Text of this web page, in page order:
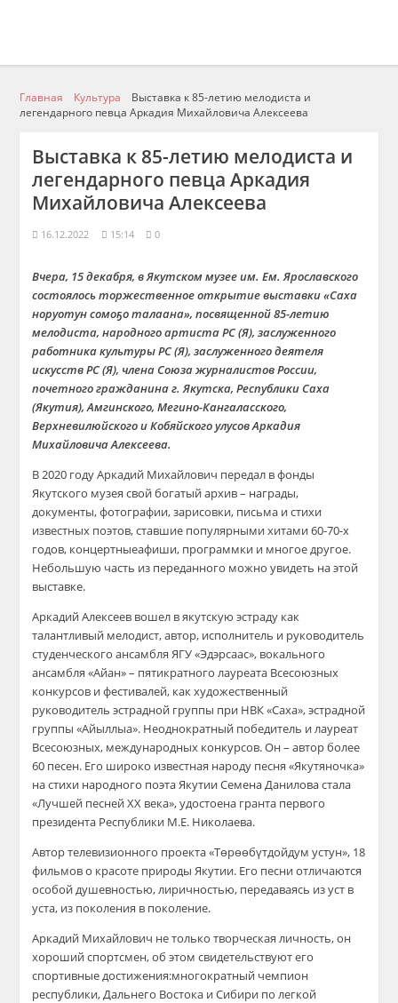
Главная Культура
Выставка к 85-летию мелодиста и
легендарного певца Аркадия Михайловича Алексеева
Выставка к 85-летию мелодиста и
легендарного певца Аркадия
Михайловича Алексеева
16.12.2022 15:14 0
Вчера, 15 декабря, в Якутском музее им. Ем. Ярославского
состоялосьторжественное открытие выставки «Саха
норуотунсомоҕоталаана», посвященной85-летию
мелодиста, народного артиста РС (Я), заслуженного
работника культуры РС (Я), заслуженного деятеля
искусств РС (Я), члена Союза журналистов России,
почетного гражданина г. Якутска,Республики Саха
(Якутия),Амгинского,Мегино-Кангаласского,
ВерхневилюйскогоиКобяйскогоулусов Аркадия
Михайловича Алексеева.
В 2020 году Аркадий Михайлович передал вфонды
Якутского музея свой богатыйархив – награды,
документы,фотографии, зарисовки, письма и стихи
известных поэтов, ставшие популярнымихитами 60-70-х
годов, концертныеафиши, программки и многое другое.
Небольшую часть из переданного можно увидеть наэтой
выставке.
Аркадий Алексеев вошел в якутскую эстраду как
талантливый мелодист, автор, исполнитель и руководитель
студенческого ансамбля ЯГУ «Эдэрсаас», вокального
ансамбля «Айан» – пятикратного лауреата Всесоюзных
конкурсов и фестивалей, как художественный
руководитель эстрадной группы при НВК «Саха», эстрадной
группы «Айыллыа». Неоднократный победитель и лауреат
Всесоюзных, международных конкурсов. Он – автор более
60 песен. Его широко известная народу песня «Якутяночка»
на стихи народного поэта ЯкутииСемена Данилова стала
«Лучшей песней XX века», удостоена гранта первого
президента Республики М.Е. Николаева.
Автор телевизионного проекта «Төрөөбүтдойдум устун», 18
фильмов о красоте природы Якутии. Его песни отличаются
особой душевностью, лиричностью, передаваясь из уст в
уста, из поколения в поколение.
Аркадий Михайлович не только творческая личность, он
хороший спортсмен, об этом свидетельствуют его
спортивные достижения:многократный чемпион
республики, Дальнего Востока и Сибири по легкой